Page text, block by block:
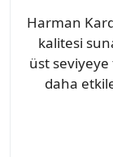
Harman
kalitesi
üst seviyeye
daha